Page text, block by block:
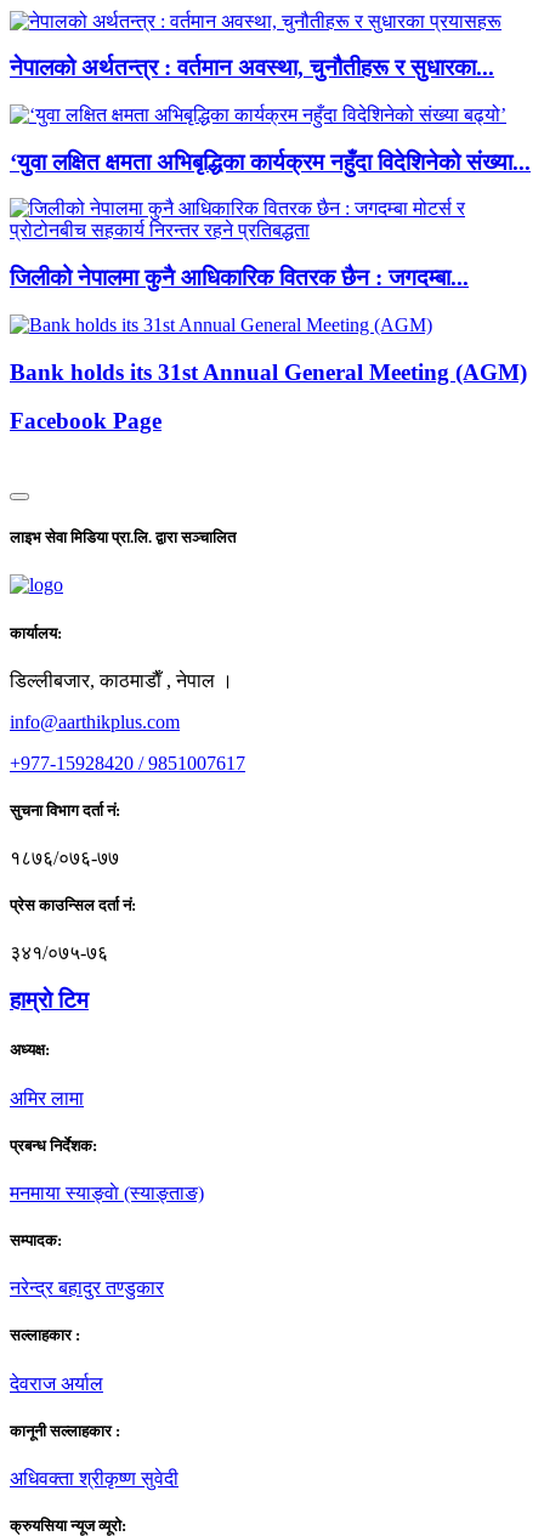
नेपालको अर्थतन्त्र : वर्तमान अवस्था, चुनौतीहरू र सुधारका...
‘युवा लक्षित क्षमता अभिबृद्धिका कार्यक्रम नहुँदा विदेशिनेको संख्या...
जिलीको नेपालमा कुनै आधिकारिक वितरक छैन : जगदम्बा...
Bank holds its 31st Annual General Meeting (AGM)
Facebook Page
लाइभ सेवा मिडिया प्रा.लि. द्वारा सञ्चालित
कार्यालय:
डिल्लीबजार, काठमाडाैँ , नेपाल ।
info@aarthikplus.com
+977-15928420 / 9851007617
सुचना विभाग दर्ता नं:
१८७६/०७६-७७
प्रेस काउन्सिल दर्ता नं:
३४१/०७५-७६
हाम्राे टिम
अध्यक्ष:
अमिर लामा
प्रबन्ध निर्देशक:
मनमाया स्याङ्वाे (स्याङ्ताङ)
सम्पादक:
नरेन्द्र बहादुर तण्डुकार
सल्लाहकार :
देवराज अर्याल
कानूनी सल्लाहकार :
अधिवक्ता श्रीकृष्ण सुवेदी
क्रुयसिया न्यूज व्यूराे: